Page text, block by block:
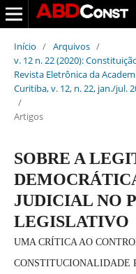
Início / Arquivos /
v. 12 n. 22 (2020):
Revista Eletrônica da
Curitiba, v. 12, n. 22, jan./jul.
/
Artigos
SOBRE A
JUDICIAL NO
LEGISLATIVO
UMA CRÍTICA AO
CONSTITUCIONALIDADE